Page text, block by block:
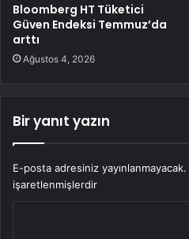
Bloomberg HT Tüketici
Güven Endeksi Temmuz’da
arttı
Ağustos 4, 2026
Bir yanıt yazın
E-posta adresiniz yayınlanmayacak.
işaretlenmişlerdir